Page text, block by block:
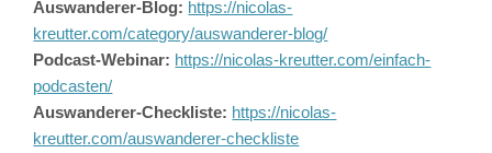
Auswanderer-Blog: https://nicolas-
kreutter.com/category/auswanderer-blog/
Podcast-Webinar: https://nicolas-kreutter.com/einfach-
podcasten/
Auswanderer-Checkliste: https://nicolas-
kreutter.com/auswanderer-checkliste